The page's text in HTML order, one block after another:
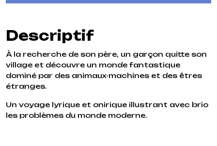
Descriptif
À la recherche de son père, un garçon quitte son
village et découvre un monde fantastique
dominé par des animaux-machines et des êtres
étranges.
Un voyage lyrique et onirique illustrant avec brio
les problèmes du monde moderne.